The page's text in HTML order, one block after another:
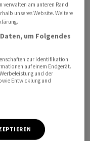
den
wird. Statt die
würden die
gefüllt seien, die
Hätten die
für die
wären zusätzlich
verwalten am unteren Rand
unseres Website. Weitere
um Folgendes
zur Identifikation
auf einem Endgerät.
und der
Entwicklung und